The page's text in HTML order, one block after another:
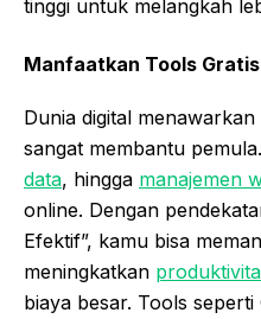
tinggi untuk melangkah
Manfaatkan Tools
Dunia digital
sangat membantu
data, hingga manajemen
online. Dengan
Efektif”, kamu bisa
meningkatkan
biaya besar. Tools